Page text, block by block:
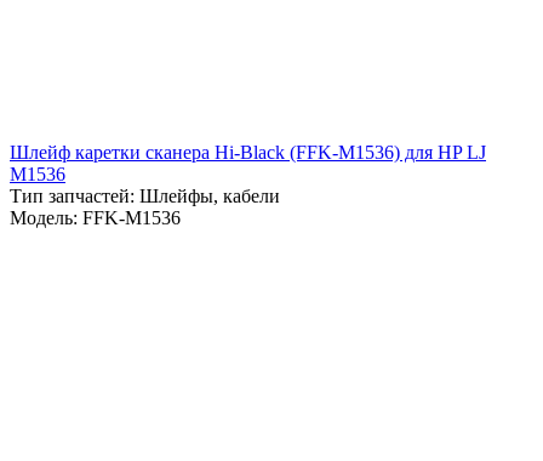
Шлейф каретки сканера Hi-Black (FFK-M1536) для HP LJ
М1536
Тип запчастей: Шлейфы, кабели
Модель: FFK-M1536